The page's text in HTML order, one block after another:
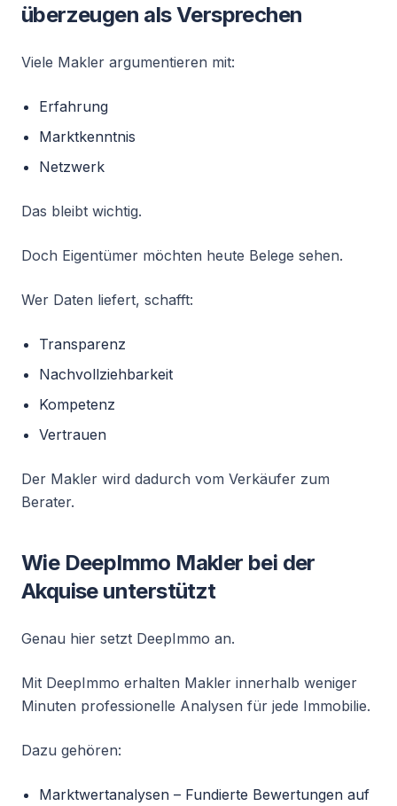
überzeugen als Versprechen
Viele Makler argumentieren mit:
Erfahrung
Marktkenntnis
Netzwerk
Das bleibt wichtig.
Doch Eigentümer möchten heute Belege sehen.
Wer Daten liefert, schafft:
Transparenz
Nachvollziehbarkeit
Kompetenz
Vertrauen
Der Makler wird dadurch vom Verkäufer zum
Berater.
Wie DeepImmo Makler bei der
Akquise unterstützt
Genau hier setzt DeepImmo an.
Mit DeepImmo erhalten Makler innerhalb weniger
Minuten professionelle Analysen für jede Immobilie.
Dazu gehören:
Marktwertanalysen – Fundierte Bewertungen auf